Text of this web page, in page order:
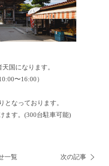
国になります。
〜16:00）
となっております。
ます。(300台駐車可能)
一覧 次の記事